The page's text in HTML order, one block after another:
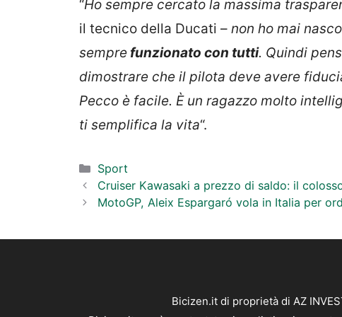
“Ho sempre cercato la massima
il tecnico della Ducati – non ho mai
sempre funzionato con tutti. Quindi
dimostrare che il pilota deve avere
Pecco è facile. È un ragazzo molto
ti semplifica la vita“.
Categorie
Sport
Cruiser Kawasaki a prezzo di saldo: il
MotoGP, Aleix Espargaró vola in Italia per
Bicizen.it di proprietà di AZ